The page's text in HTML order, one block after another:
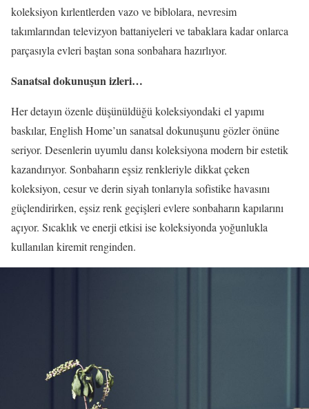
koleksiyon kırlentlerden vazo ve biblolara, nevresim
takımlarından televizyon battaniyeleri ve tabaklara kadar onlarca
parçasıyla evleri baştan sona sonbahara hazırlıyor.
Sanatsal dokunuşun izleri…
Her detayın özenle düşünüldüğü koleksiyondaki el yapımı
baskılar, English Home’un sanatsal dokunuşunu gözler önüne
seriyor. Desenlerin uyumlu dansı koleksiyona modern bir estetik
kazandırıyor. Sonbaharın eşsiz renkleriyle dikkat çeken
koleksiyon, cesur ve derin siyah tonlarıyla sofistike havasını
güçlendirirken, eşsiz renk geçişleri evlere sonbaharın kapılarını
açıyor. Sıcaklık ve enerji etkisi ise koleksiyonda yoğunlukla
kullanılan kiremit renginden.